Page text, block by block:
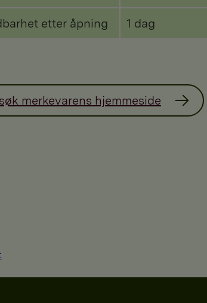
etter åpning 1 dag
merkevarens hjemmeside